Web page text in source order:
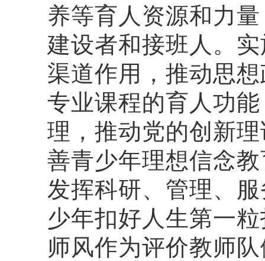
养等育人资源和力
建设者和接班人。
渠道作用，推动思
专业课程的育人功
理，推动党的创新
善青少年理想信念
发挥科研、管理、
少年扣好人生第一
师风作为评价教师